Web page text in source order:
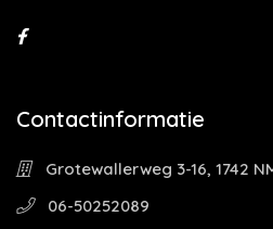
Contactinformatie
Grotewallerweg 3-16, 1742
06-50252089